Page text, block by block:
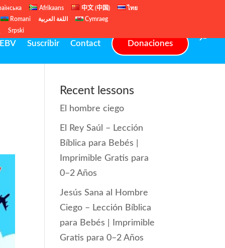
Afrikaans 中文 (中国)
ไทย
Romani
اللغة العربية
Cymraeg
Srpski
EBV Suscribir Contact Donaciones
Recent lessons
El hombre ciego
El Rey Saúl – Lección
Bíblica para Bebés |
Imprimible Gratis para
0–2 Años
Jesús Sana al Hombre
Ciego – Lección Bíblica
para Bebés | Imprimible
Gratis para 0–2 Años